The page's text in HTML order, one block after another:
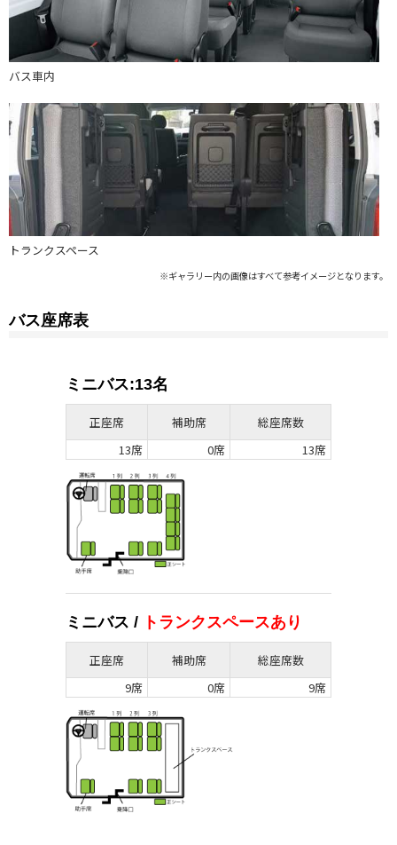
バス車内
トランクスペース
バス座席表
ミニバス:13名
正座席 補助席
総座席数
13席
0席 13席
ミニバス / トランクスペースあり
正座席 補助席
総座席数
9席
0席 9席